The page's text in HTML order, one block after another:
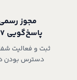
مجوز
پاسخ‌گویی ۲۴/۷
ثبت و فعالیت
دسترس بودن